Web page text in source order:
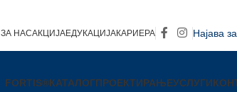
ЗА НАСАКЦИЈАЕДУКАЦИЈАКАРИЕРА Најава
FORTIS®КАТАЛОГПРОЕКТИРАЊЕУСЛУГИ